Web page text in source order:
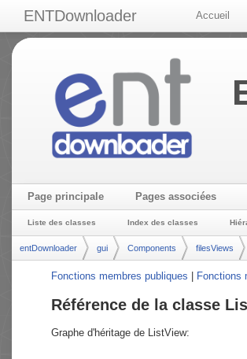
ENTDownloader Accueil
Page principale Pages associées
Liste des classes Index des classes
entDownloader gui Components filesViews
Fonctions membres publiques Fonctions
Référence de la classe
Graphe d'héritage de ListView: